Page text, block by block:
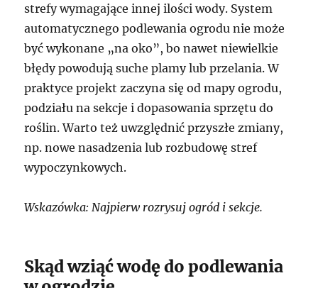
strefy wymagające innej ilości wody. System
automatycznego podlewania ogrodu nie może
być wykonane „na oko”, bo nawet niewielkie
błędy powodują suche plamy lub przelania. W
praktyce projekt zaczyna się od mapy ogrodu,
podziału na sekcje i dopasowania sprzętu do
roślin. Warto też uwzględnić przyszłe zmiany,
np. nowe nasadzenia lub rozbudowę stref
wypoczynkowych.
Wskazówka: Najpierw rozrysuj ogród i sekcje.
Skąd wziąć wodę do podlewania